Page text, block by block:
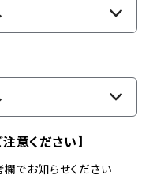
意ください】
でお知らせください